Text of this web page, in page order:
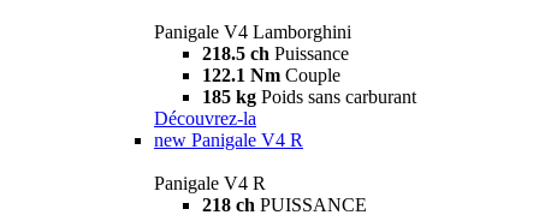
Panigale V4 Lamborghini
218.5 ch Puissance
122.1 Nm Couple
185 kg Poids sans carburant
Découvrez-la
new Panigale V4 R
Panigale V4 R
218 ch PUISSANCE